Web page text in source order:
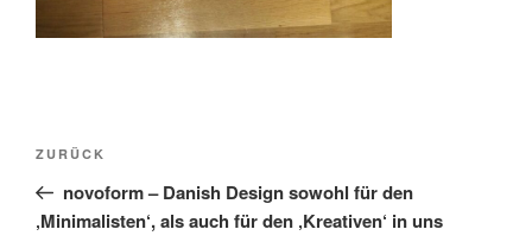
Beitragsnavigation
Vorheriger
Beitrag
ZURÜCK
novoform – Danish Design sowohl für den
‚Minimalisten‘, als auch für den ‚Kreativen‘ in uns